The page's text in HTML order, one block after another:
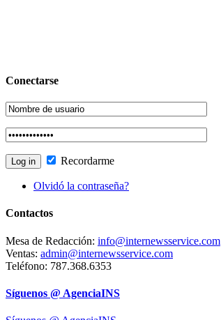
Conectarse
Recordarme
Olvidó la contraseña?
Contactos
Mesa de Redacción: info@internewsservice.com
Ventas: admin@internewsservice.com
Teléfono: 787.368.6353
Síguenos @ AgenciaINS